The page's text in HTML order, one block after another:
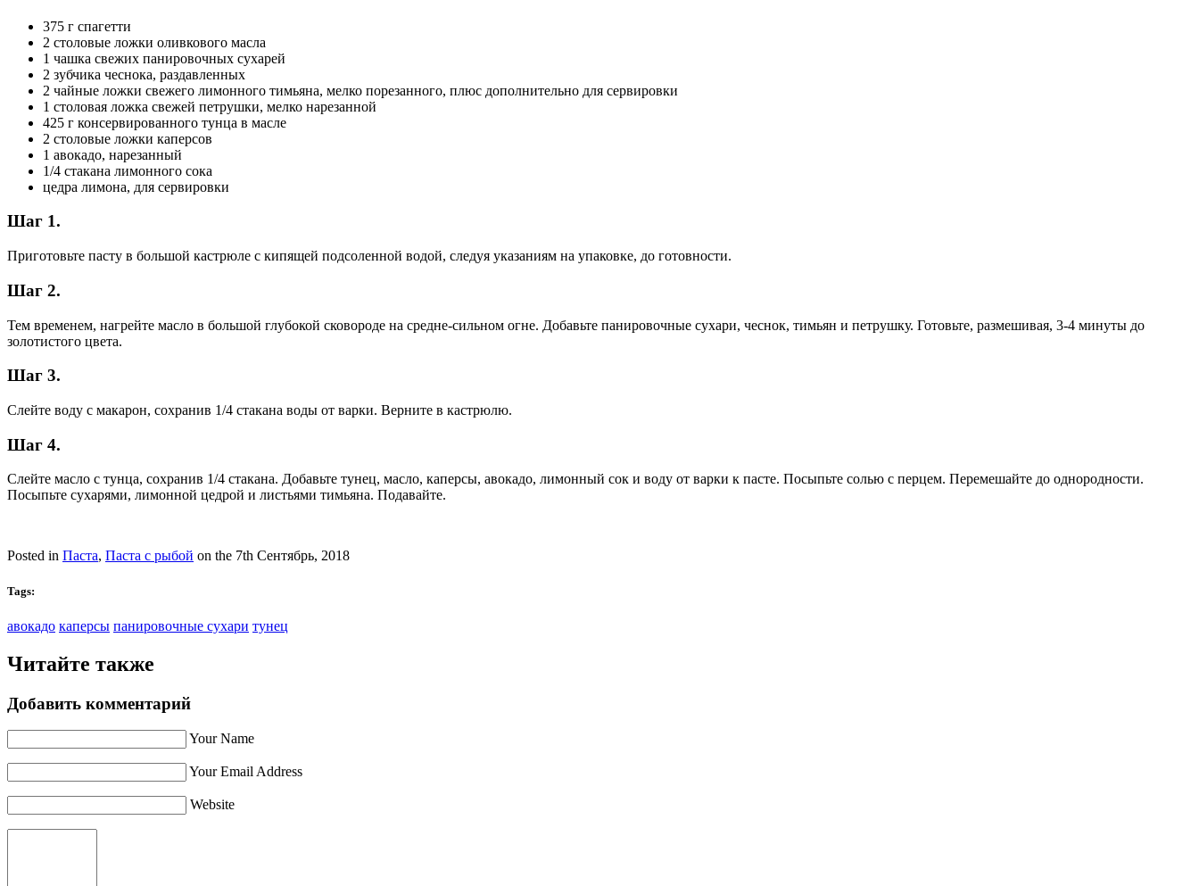
375 г спагетти
2 столовые ложки оливкового масла
1 чашка свежих панировочных сухарей
2 зубчика чеснока, раздавленных
2 чайные ложки свежего лимонного тимьяна, мелко порезанного, плюс дополнительно для сервировки
1 столовая ложка свежей петрушки, мелко нарезанной
425 г консервированного тунца в масле
2 столовые ложки каперсов
1 авокадо, нарезанный
1/4 стакана лимонного сока
цедра лимона, для сервировки
Шаг 1.
Приготовьте пасту в большой кастрюле с кипящей подсоленной водой, следуя указаниям на упаковке, до готовности.
Шаг 2.
Тем временем, нагрейте масло в большой глубокой сковороде на средне-сильном огне. Добавьте панировочные сухари, чеснок, тимьян и петрушку. Готовьте, размешивая, 3-4 минуты до
золотистого цвета.
Шаг 3.
Слейте воду с макарон, сохранив 1/4 стакана воды от варки. Верните в кастрюлю.
Шаг 4.
Слейте масло с тунца, сохранив 1/4 стакана. Добавьте тунец, масло, каперсы, авокадо, лимонный сок и воду от варки к пасте. Посыпьте солью с перцем. Перемешайте до однородности.
Посыпьте сухарями, лимонной цедрой и листьями тимьяна. Подавайте.
Posted in Паста, Паста с рыбой on the 7th Сентябрь, 2018
Tags:
авокадо каперсы панировочные сухари тунец
Читайте также
Добавить комментарий
Your Name
Your Email Address
Website